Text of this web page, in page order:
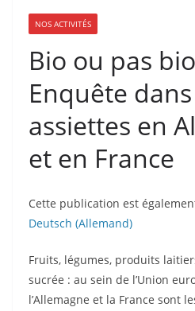
NOS ACTIVITÉS
Bio ou pas
Enquête
assiettes en
et en France
Cette publication est
Deutsch (Allemand)
Fruits, légumes, produits
sucrée : au sein de l’Union
l’Allemagne et la France sont